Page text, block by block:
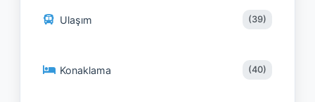
Ulaşım (39)
Konaklama (40)